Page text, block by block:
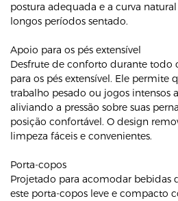
postura adequada e a curva
longos períodos sentado.
Apoio para os pés extensível
Desfrute de conforto durante todo
para os pés extensível. Ele permite
trabalho pesado ou jogos intensos
aliviando a pressão sobre suas
posição confortável. O design
limpeza fáceis e convenientes.
Porta-copos
Projetado para acomodar bebidas
este porta-copos leve e compacto